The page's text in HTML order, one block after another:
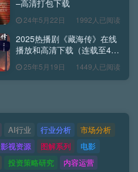
–高清打包下载
24年5月22日 1992人已阅读
2025热播剧《藏海传》在线
播放和高清下载（连载至40
25年5月19日 1449人已阅读
AI行业 行业分析
市场分析
影视资源 图解系列
电影
投资策略研究
内容运营